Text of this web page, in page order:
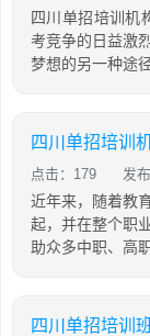
四川单招培训
考竞争的日益激
梦想的另一种途
点击：179 发
近年来，随着教
起，并在整个职
助众多中职、高
四川单招培训